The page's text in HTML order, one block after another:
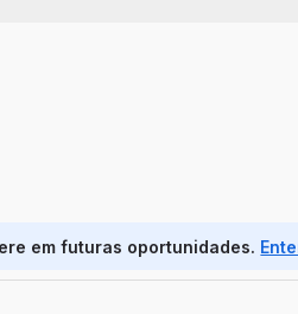
em futuras oportunidades.